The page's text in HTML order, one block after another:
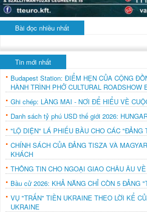
Bài đọc nhiều nhất
Tin mới nhất
Budapest Station: ĐIỂM HẸN CỦA CỘNG
HÀNH TRÌNH PHỞ CULTURAL ROADSHOW
Ghi chép: LÀNG MAI - NƠI ĐỂ HIỂU VỀ
Danh sách tỷ phú USD thế giới 2026:
"LỘ DIỆN" LÁ PHIẾU BẦU CHO CÁC "ĐẢNG
CHÍNH SÁCH CỦA ĐẢNG TISZA VÀ
KHÁCH
THÔNG TIN CHO NGOẠI GIAO CHÂU ÂU
Bầu cử 2026: KHẢ NĂNG CHỈ CÒN 5 ĐẢNG
VỤ "TRẤN" TIỀN UKRAINE THEO LỜI KỂ
UKRAINE